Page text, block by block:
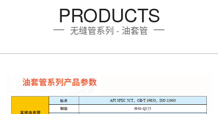
PRODUCTS
无缝管系列 - 油套管